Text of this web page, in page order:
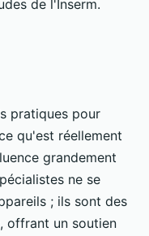
de l'Inserm.
pratiques pour
qu'est réellement
grandement
ne se
; ils sont des
offrant un soutien